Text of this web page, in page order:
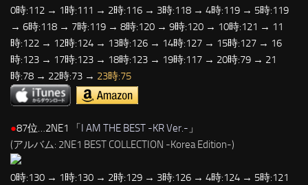
0時:112 → 1時:111 → 2時:116 → 3時:118 → 4時:119 → 5時:119
→ 6時:118 → 7時:119 → 8時:120 → 9時:120 → 10時:121 → 11
時:122 → 12時:124 → 13時:126 → 14時:127 → 15時:127 → 16
時:123 → 17時:123 → 18時:123 → 19時:117 → 20時:79 → 21
時:78 → 22時:73 → 23時:75
●87位…2NE1 「I AM THE BEST -KR Ver.- 」
(アルバム: 2NE1 BEST COLLECTION -Korea Edition-)
0時:130 → 1時:130 → 2時:129 → 3時:126 → 4時:124 → 5時:121